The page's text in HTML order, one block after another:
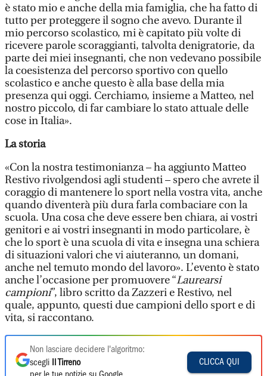
è stato mio e anche della mia famiglia, che ha fatto di
tutto per proteggere il sogno che avevo. Durante il
mio percorso scolastico, mi è capitato più volte di
ricevere parole scoraggianti, talvolta denigratorie, da
parte dei miei insegnanti, che non vedevano possibile
la coesistenza del percorso sportivo con quello
scolastico e anche questo è alla base della mia
presenza qui oggi. Cerchiamo, insieme a Matteo, nel
nostro piccolo, di far cambiare lo stato attuale delle
cose in Italia».
La storia
«Con la nostra testimonianza – ha aggiunto Matteo
Restivo rivolgendosi agli studenti – spero che avrete il
coraggio di mantenere lo sport nella vostra vita, anche
quando diventerà più dura farla combaciare con la
scuola. Una cosa che deve essere ben chiara, ai vostri
genitori e ai vostri insegnanti in modo particolare, è
che lo sport è una scuola di vita e insegna una schiera
di situazioni valori che vi aiuteranno, un domani,
anche nel temuto mondo del lavoro». L’evento è stato
anche l’occasione per promuovere “Laurearsi
campioni”, libro scritto da Zazzeri e Restivo, nel
quale, appunto, questi due campioni dello sport e di
vita, si raccontano.
Non lasciare decidere l'algoritmo:
scegli
Il Tirreno
CLICCA QUI